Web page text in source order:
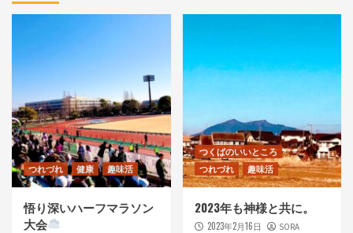
つれづれ 健康 趣味活
悟り深いハーフマラソン
大会
つくばのいいところ
つれづれ
趣味活
2023年も神様と共に。
2023年2月16日 SORA